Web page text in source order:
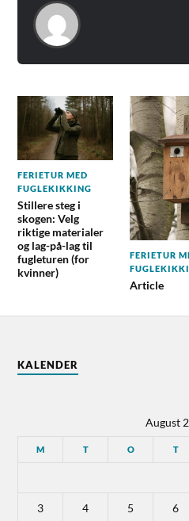
FERIETUR MED
FUGLEKIKKING
Stillere steg i
skogen: Velg
riktige materialer
og lag-på-lag til
fugleturen (for
kvinner)
FERIETUR
Article
KALENDER
August
M T O T
3 4 5 6